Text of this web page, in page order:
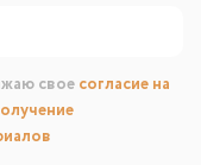
свое согласие на